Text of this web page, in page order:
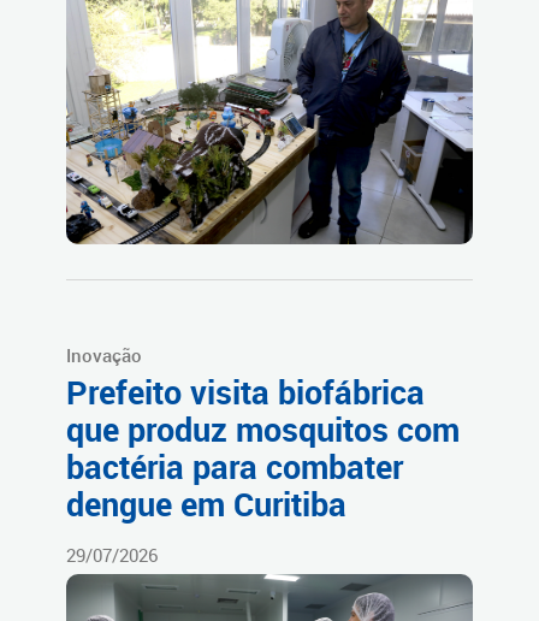
Inovação
Prefeito visita biofábrica
que produz mosquitos com
bactéria para combater
dengue em Curitiba
29/07/2026